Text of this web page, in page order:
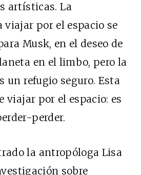
artísticas. La
por el espacio se
Musk, en el deseo de
en el limbo, pero la
un refugio seguro. Esta
viajar por el espacio: es
perder.
la antropóloga Lisa
sobre